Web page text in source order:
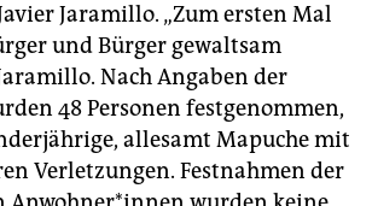
Jaramillo. „Zum ersten Mal
und Bürger gewaltsam
Nach Angaben der
48 Personen festgenommen,
allesamt Mapuche mit
Verletzungen. Festnahmen der